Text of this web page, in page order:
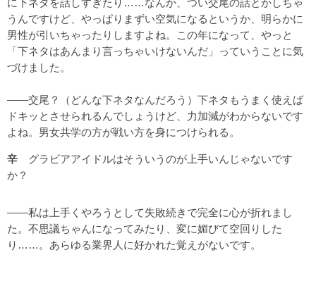
に下ネタを話しすぎたり……なんか、つい交尾の話とかしちゃ
うんですけど、やっぱりまずい空気になるというか、明らかに
男性が引いちゃったりしますよね。この年になって、やっと
「下ネタはあんまり言っちゃいけないんだ」っていうことに気
づけました。
――交尾？（どんな下ネタなんだろう）下ネタもうまく使えば
ドキッとさせられるんでしょうけど、力加減がわからないです
よね。男女共学の方が戦い方を身につけられる。
辛 グラビアアイドルはそういうのが上手いんじゃないです
か？
――私は上手くやろうとして失敗続きで完全に心が折れまし
た。不思議ちゃんになってみたり、変に媚びて空回りした
り……。あらゆる業界人に好かれた覚えがないです。